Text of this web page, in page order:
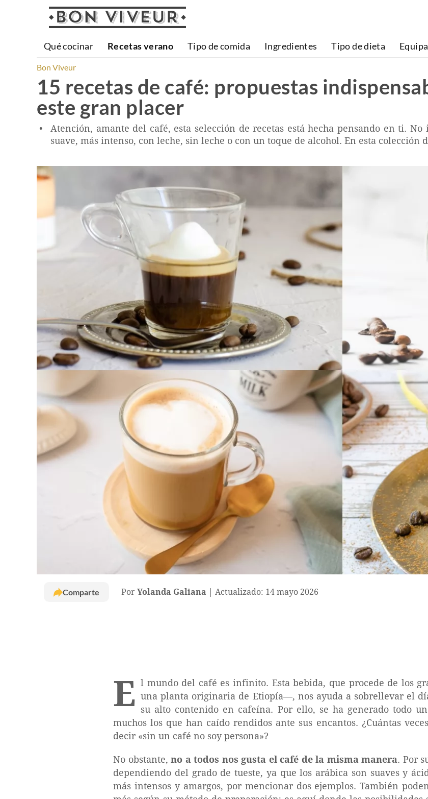
Qué cocinar Recetas verano Tipo de comida Ingredientes Tipo de dieta
Bon Viveur
15 recetas de café: propuestas
este gran placer
Atención, amante del café, esta selección de recetas está hecha pensando en ti.
suave, más intenso, con leche, sin leche o con un toque de alcohol. En esta
Comparte Por Yolanda Galiana Actualizado: 14 mayo 2026
E l mundo del café es infinito. Esta bebida, que procede de los
una planta originaria de Etiopía—, nos ayuda a sobrellevar el
su alto contenido en cafeína. Por ello, se ha generado todo
muchos los que han caído rendidos ante sus encantos. ¿Cuántas
decir «sin un café no soy persona»?
No obstante,no a todos nos gusta el café de la misma manera. Por
dependiendo del grado de tueste, ya que los arábica son suaves y
más intensos y amargos, por mencionar dos ejemplos. También